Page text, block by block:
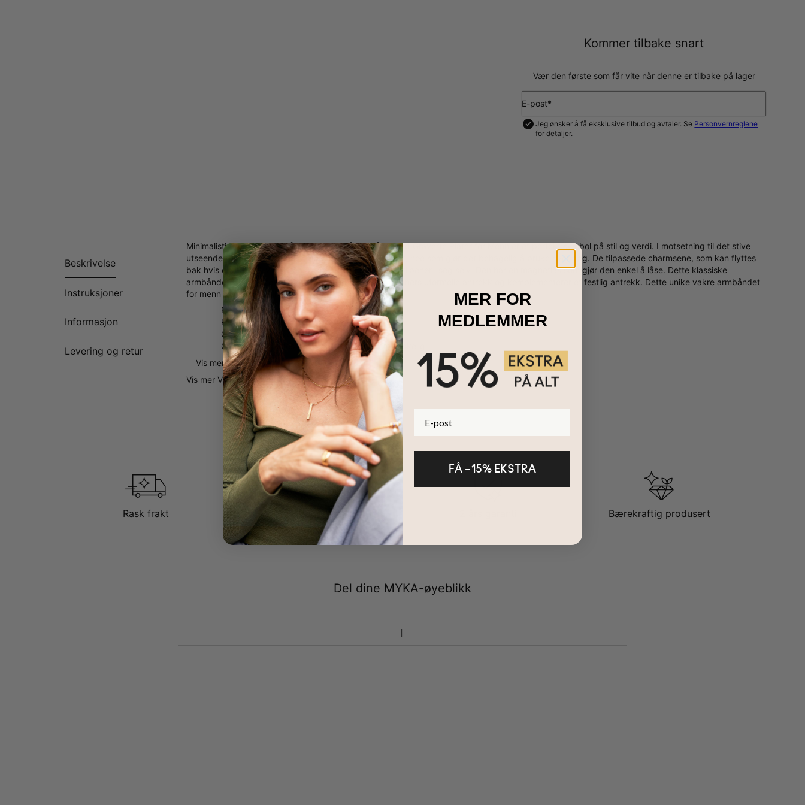
Kommer tilbake snart
Vær den første som får vite når denne er tilbake på lager
E-post*
Jeg ønsker å få eksklusive tilbud og avtaler. Se Personvernreglene
for detaljer.
Beskrivelse
Instruksjoner
Informasjon
Levering og retur
Minimalistisk og elegant, vårt Elements Stålarmbånd med Graverte Plater for Menn er et perfekt symbol på stil og verdi. I motsetning til det stive
utseendet er dette elegante armbåndet veldig fleksibelt, noe som gjør det behagelig å bruke hver dag. De tilpassede charmsene, som kan flyttes
bak hvis du bare vil vise noen av dem, er et statement-tilbehør i seg selv. Den har en magnetlås som gjør den enkel å låse. Dette klassiske
armbåndet vil garantert heve farens, mannens eller partners uformelle antrekk og komplementerer et festlig antrekk. Dette unike vakre armbåndet
for menn med charms har:
Flettet armbånd i rustfritt stål
Kan tilpasses med 1-5 graverte navn
Opptil 9 bokstaver per gravering
Charms kan flyttes rundt på armbåndet om ønskelig
Vis mer
Fasjonabelt laget for fedre, ektefeller eller partnere
Laget for å passe til ethvert antrekk og enhver anledning; dag som natt. Dette fine smykket er en game-changer for mannen som betyr mest.
Allsidig rustfritt stål
Rustfritt stål er slitesterkt og det flettede designet vil garantert få det til å se enda mer sjarmerende ut. Finn flere utvalg av
for flere alternativer.
Vis mer Vis mindre
Rask frakt 100-dagers retur Bærekraftig produsert
Del dine MYKA-øyeblikk
MER FOR
MEDLEMMER
FÅ –15% EKSTRA